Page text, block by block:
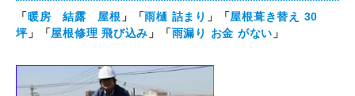
「暖房 結露 屋根 」「雨樋 詰まり 」「屋根葺き替え 30
坪」「屋根修理 飛び込み 」「雨漏り お金 がない 」